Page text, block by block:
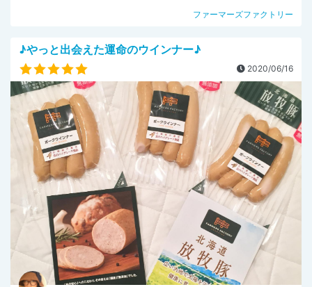
ファーマーズファクトリー
♪やっと出会えた運命のウインナー♪
2020/06/16